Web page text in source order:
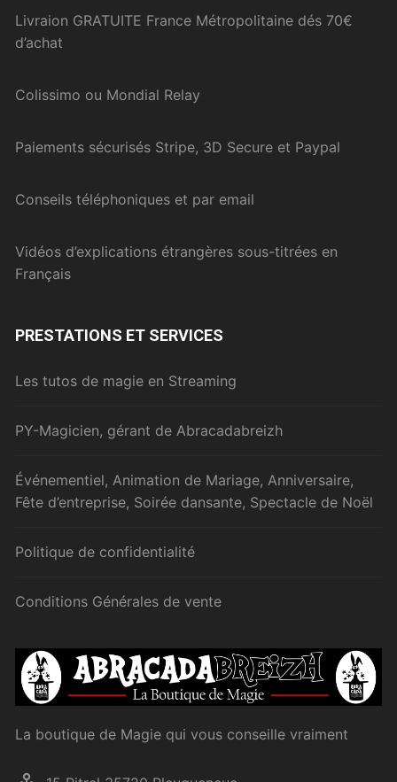
Livraion GRATUITE France Métropolitaine dés 70€
d’achat
Colissimo ou Mondial Relay
Paiements sécurisés Stripe, 3D Secure et Paypal
Conseils téléphoniques et par email
Vidéos d’explications étrangères sous-titrées en
Français
PRESTATIONS ET SERVICES
Les tutos de magie en Streaming
PY-Magicien, gérant de Abracadabreizh
Événementiel, Animation de Mariage, Anniversaire,
Fête d’entreprise, Soirée dansante, Spectacle de Noël
Politique de confidentialité
Conditions Générales de vente
La boutique de Magie qui vous conseille vraiment